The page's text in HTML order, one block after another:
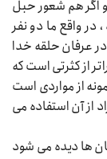
اگر هم شعور حبل
واقع ما دو نفر
در عرفان حلقه خدا
از کثرتی است که
از مواردی است
از آن استفاده می
ها دیده می شود